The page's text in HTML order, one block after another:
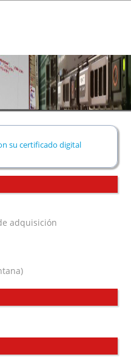
su certificado digital
adquisición